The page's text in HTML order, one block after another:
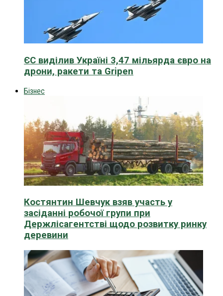
ЄС виділив Україні 3,47 мільярда євро на
дрони, ракети та Gripen
Бізнес
Костянтин Шевчук взяв участь у
засіданні робочої групи при
Держлісагентстві щодо розвитку ринку
деревини